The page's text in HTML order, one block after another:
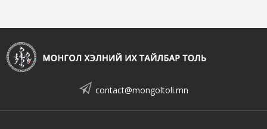
contact@mongoltoli.mn